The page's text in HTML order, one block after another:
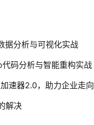
据分析与可视化实战
码分析与智能重构实战
速器2.0，助力企业走
解决